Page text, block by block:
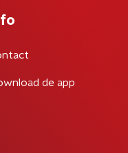
de app